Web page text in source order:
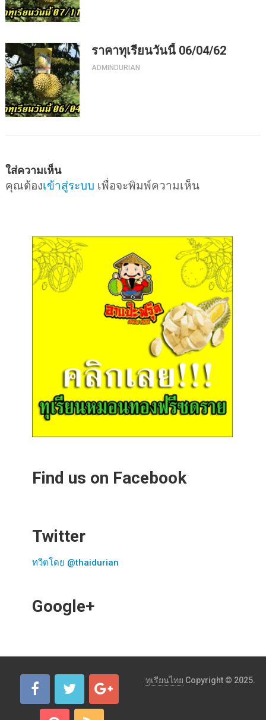
ราคาทุเรียนวันนี้ 06/04/62
ADMINDURIAN
ใส่ความเห็น
คุณต้องเข้าสู่ระบบ เพื่อจะพิมพ์ความเห็น
Find us on Facebook
Twitter
ทวีตโดย @thaidurian
Google+
ทุเรียนไทย Copyright © 2025.